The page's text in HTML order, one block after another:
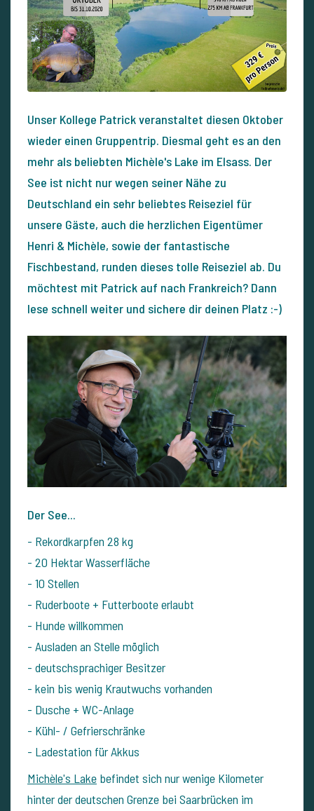
Unser Kollege Patrick veranstaltet diesen Oktober
wieder einen Gruppentrip. Diesmal geht es an den
mehr als beliebten Michèle's Lake im Elsass. Der
See ist nicht nur wegen seiner Nähe zu
Deutschland ein sehr beliebtes Reiseziel für
unsere Gäste, auch die herzlichen Eigentümer
Henri & Michèle, sowie der fantastische
Fischbestand, runden dieses tolle Reiseziel ab. Du
möchtest mit Patrick auf nach Frankreich? Dann
lese schnell weiter und sichere dir deinen Platz :-)
Der See...
- Rekordkarpfen 28 kg
- 20 Hektar Wasserfläche
- 10 Stellen
- Ruderboote + Futterboote erlaubt
- Hunde willkommen
- Ausladen an Stelle möglich
- deutschsprachiger Besitzer
- kein bis wenig Krautwuchs vorhanden
- Dusche + WC-Anlage
- Kühl- / Gefrierschränke
- Ladestation für Akkus
Michèle's Lake befindet sich nur wenige Kilometer
hinter der deutschen Grenze bei Saarbrücken im